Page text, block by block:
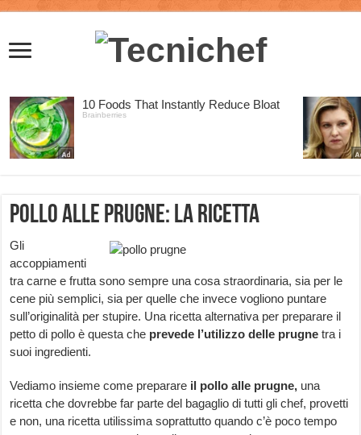
Pollo alle prugne: la ricetta
Gli
accoppiamenti
tra carne e frutta sono sempre una cosa straordinaria, sia per le
cene più semplici, sia per quelle che invece vogliono puntare
sull’originalità per stupire. Una ricetta alternativa per preparare il
petto di pollo è questa che prevede l’utilizzo delle prugne tra i
suoi ingredienti.
Vediamo insieme come preparare il pollo alle prugne, una
ricetta che dovrebbe far parte del bagaglio di tutti gli chef, provetti
e non, una ricetta utilissima soprattutto quando c’è poco tempo